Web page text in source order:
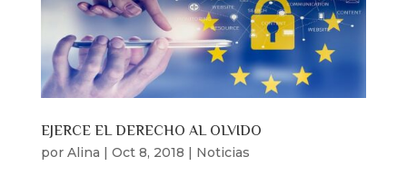
EJERCE EL DERECHO AL OLVIDO
por Alina | Oct 8, 2018 | Noticias